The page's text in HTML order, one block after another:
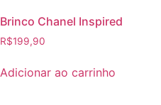
Brinco Chanel Inspired
R$199,90
Adicionar ao carrinho